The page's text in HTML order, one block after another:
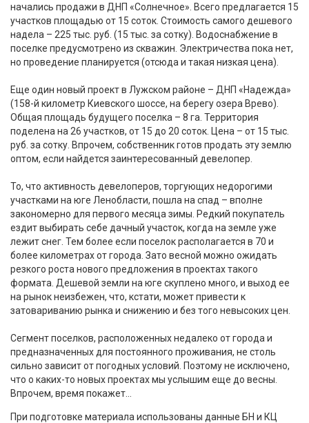
начались продажи в ДНП «Солнечное». Всего предлагается 15
участков площадью от 15 соток. Стоимость самого дешевого
надела – 225 тыс. руб. (15 тыс. за сотку). Водоснабжение в
поселке предусмотрено из скважин. Электричества пока нет,
но проведение планируется (отсюда и такая низкая цена).
Еще один новый проект в Лужском районе – ДНП «Надежда»
(158-й километр Киевского шоссе, на берегу озера Врево).
Общая площадь будущего поселка – 8 га. Территория
поделена на 26 участков, от 15 до 20 соток. Цена – от 15 тыс.
руб. за сотку. Впрочем, собственник готов продать эту землю
оптом, если найдется заинтересованный девелопер.
То, что активность девелоперов, торгующих недорогими
участками на юге Ленобласти, пошла на спад – вполне
закономерно для первого месяца зимы. Редкий покупатель
ездит выбирать себе дачный участок, когда на земле уже
лежит снег. Тем более если поселок располагается в 70 и
более километрах от города. Зато весной можно ожидать
резкого роста нового предложения в проектах такого
формата. Дешевой земли на юге скуплено много, и выход ее
на рынок неизбежен, что, кстати, может привести к
затовариванию рынка и снижению и без того невысоких цен.
Сегмент поселков, расположенных недалеко от города и
предназначенных для постоянного проживания, не столь
сильно зависит от погодных условий. Поэтому не исключено,
что о каких-то новых проектах мы услышим еще до весны.
Впрочем, время покажет…
При подготовке материала использованы данные БН и КЦ